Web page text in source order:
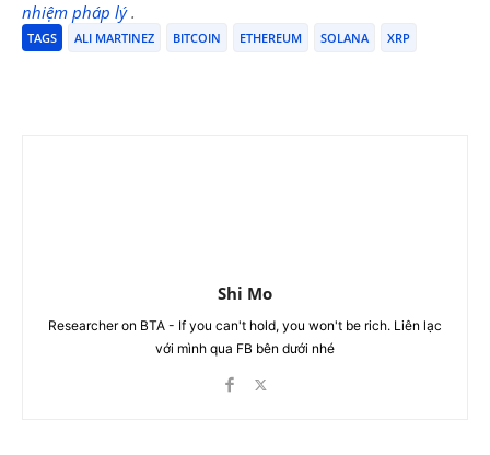
nhiệm pháp lý.
TAGS ALI MARTINEZ BITCOIN ETHEREUM SOLANA XRP
Shi Mo
Researcher on BTA - If you can't hold, you won't be rich. Liên lạc
với mình qua FB bên dưới nhé